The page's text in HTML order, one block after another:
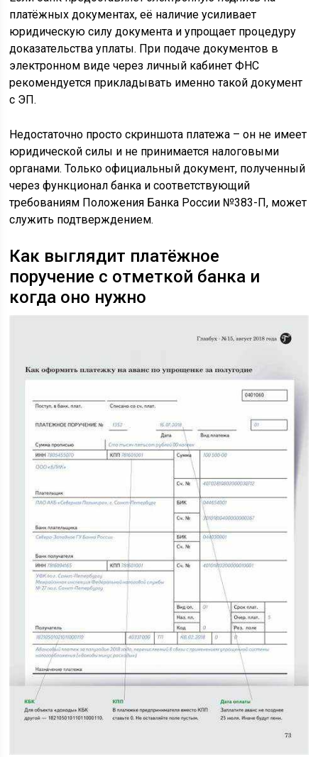
платёжных документах, её наличие усиливает
юридическую силу документа и упрощает процедуру
доказательства уплаты. При подаче документов в
электронном виде через личный кабинет ФНС
рекомендуется прикладывать именно такой документ
с ЭП.
Недостаточно просто скриншота платежа – он не имеет
юридической силы и не принимается налоговыми
органами. Только официальный документ, полученный
через функционал банка и соответствующий
требованиям Положения Банка России №383-П, может
служить подтверждением.
Как выглядит платёжное
поручение с отметкой банка и
когда оно нужно